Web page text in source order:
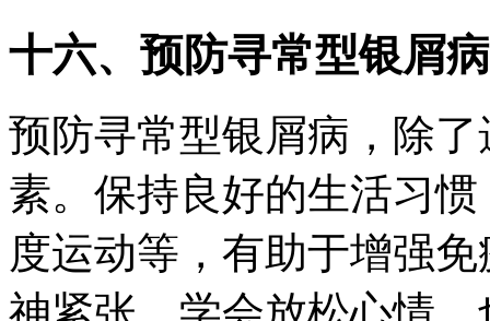
十六、预防寻常型银屑
预防寻常型银屑病，除
素。保持良好的生活习
度运动等，有助于增强